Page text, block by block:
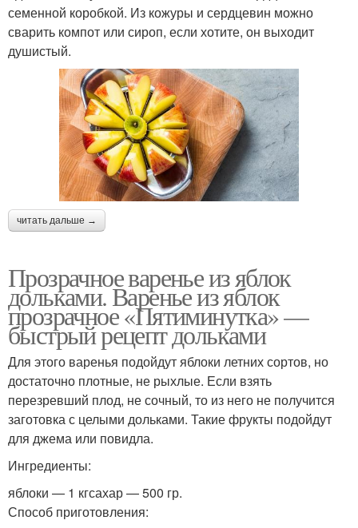
семенной коробкой. Из кожуры и сердцевин можно
сварить компот или сироп, если хотите, он выходит
душистый.
читать дальше →
Прозрачное варенье из яблок
дольками. Варенье из яблок
прозрачное «Пятиминутка» —
быстрый рецепт дольками
Для этого варенья подойдут яблоки летних сортов, но
достаточно плотные, не рыхлые. Если взять
перезревший плод, не сочный, то из него не получится
заготовка с целыми дольками. Такие фрукты подойдут
для джема или повидла.
Ингредиенты:
яблоки — 1 кгсахар — 500 гр.
Способ приготовления: